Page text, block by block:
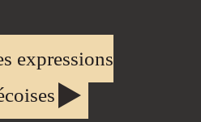
expressions